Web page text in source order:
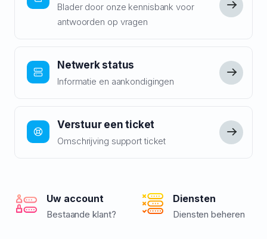
Blader door onze kennisbank voor
antwoorden op vragen
Netwerk status
Informatie en aankondigingen
Verstuur een ticket
Omschrijving support ticket
Uw account
Bestaande klant?
Diensten
Diensten beheren